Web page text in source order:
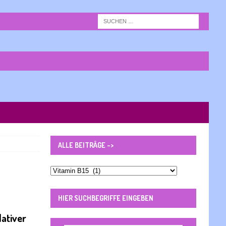
ALLE BEITRÄGE ->
Alle
HIER SUCHBEGRIFFE EINGEBEN